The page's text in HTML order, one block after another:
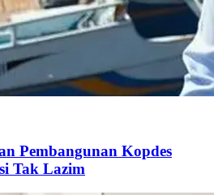
Pembangunan Kopdes
Tak Lazim